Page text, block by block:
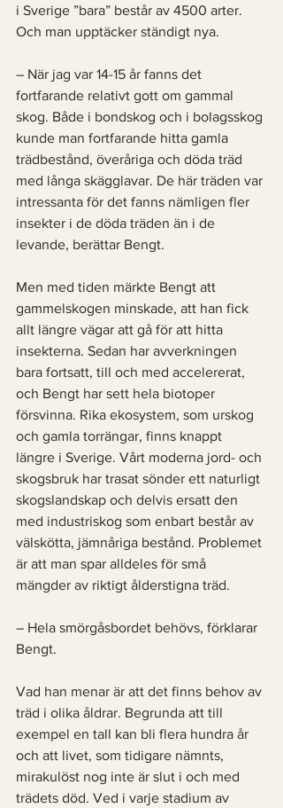
i Sverige ”bara” består av 4500 arter.
Och man upptäcker ständigt nya.
– När jag var 14-15 år fanns det
fortfarande relativt gott om gammal
skog. Både i bondskog och i bolagsskog
kunde man fortfarande hitta gamla
trädbestånd, överåriga och döda träd
med långa skägglavar. De här träden var
intressanta för det fanns nämligen fler
insekter i de döda träden än i de
levande, berättar Bengt.
Men med tiden märkte Bengt att
gammelskogen minskade, att han fick
allt längre vägar att gå för att hitta
insekterna. Sedan har avverkningen
bara fortsatt, till och med accelererat,
och Bengt har sett hela biotoper
försvinna. Rika ekosystem, som urskog
och gamla torrängar, finns knappt
längre i Sverige. Vårt moderna jord- och
skogsbruk har trasat sönder ett naturligt
skogslandskap och delvis ersatt den
med industriskog som enbart består av
välskötta, jämnåriga bestånd. Problemet
är att man spar alldeles för små
mängder av riktigt ålderstigna träd.
– Hela smörgåsbordet behövs, förklarar
Bengt.
Vad han menar är att det finns behov av
träd i olika åldrar. Begrunda att till
exempel en tall kan bli flera hundra år
och att livet, som tidigare nämnts,
mirakulöst nog inte är slut i och med
trädets död. Ved i varje stadium av